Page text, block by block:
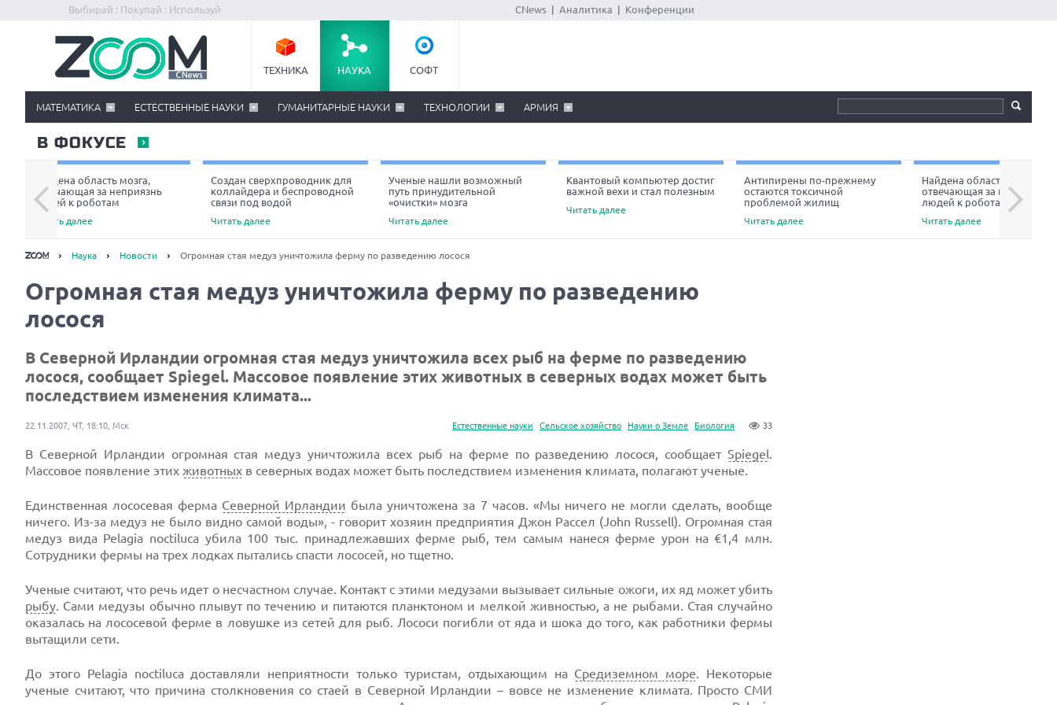
Выбирай : Покупай : Используй CNews Аналитика Конференции
ТЕХНИКА НАУКА СОФТ
МАТЕМАТИКА ЕСТЕСТВЕННЫЕ НАУКИ ГУМАНИТАРНЫЕ НАУКИ ТЕХНОЛОГИИ АРМИЯ
В ФОКУСЕ
Найдена область мозга,
отвечающая за неприязнь
людей к роботам
Читать далее
Создан сверхпроводник для
коллайдера и беспроводной
связи под водой
Читать далее
Ученые нашли возможный
путь принудительной
«очистки» мозга
Читать далее
Квантовый компьютер достиг
важной вехи и стал полезным
Читать далее
Антипирены по-прежнему
остаются токсичной
проблемой жилищ
Читать далее
Найдена область мозга,
отвечающая за неприязнь
людей к роботам
Читать далее
Next
Наука Новости Огромная стая медуз уничтожила ферму по разведению лосося
Огромная стая медуз уничтожила ферму по разведению
лосося
В Северной Ирландии огромная стая медуз уничтожила всех рыб на ферме по разведению
лосося, сообщает Spiegel. Массовое появление этих животных в северных водах может быть
последствием изменения климата...
Естественные науки Сельское хозяйство Науки о Земле Биология 33
22.11.2007, ЧТ, 18:10, Мск
В Северной Ирландии огромная стая медуз уничтожила всех рыб на ферме по разведению лосося, сообщает Spiegel.
Массовое появление этих животных в северных водах может быть последствием изменения климата, полагают ученые.
Единственная лососевая ферма Северной Ирландии была уничтожена за 7 часов. «Мы ничего не могли сделать, вообще
ничего. Из-за медуз не было видно самой воды», - говорит хозяин предприятия Джон Рассел (John Russell). Огромная стая
медуз вида Pelagia noctiluca убила 100 тыс. принадлежавших ферме рыб, тем самым нанеся ферме урон на €1,4 млн.
Сотрудники фермы на трех лодках пытались спасти лососей, но тщетно.
Ученые считают, что речь идет о несчастном случае. Контакт с этими медузами вызывает сильные ожоги, их яд может убить
рыбу. Сами медузы обычно плывут по течению и питаются планктоном и мелкой живностью, а не рыбами. Стая случайно
оказалась на лососевой ферме в ловушке из сетей для рыб. Лососи погибли от яда и шока до того, как работники фермы
вытащили сети.
До этого Pelagia noctiluca доставляли неприятности только туристам, отдыхающим на Средиземном море. Некоторые
ученые считают, что причина столкновения со стаей в Северной Ирландии – вовсе не изменение климата. Просто СМИ